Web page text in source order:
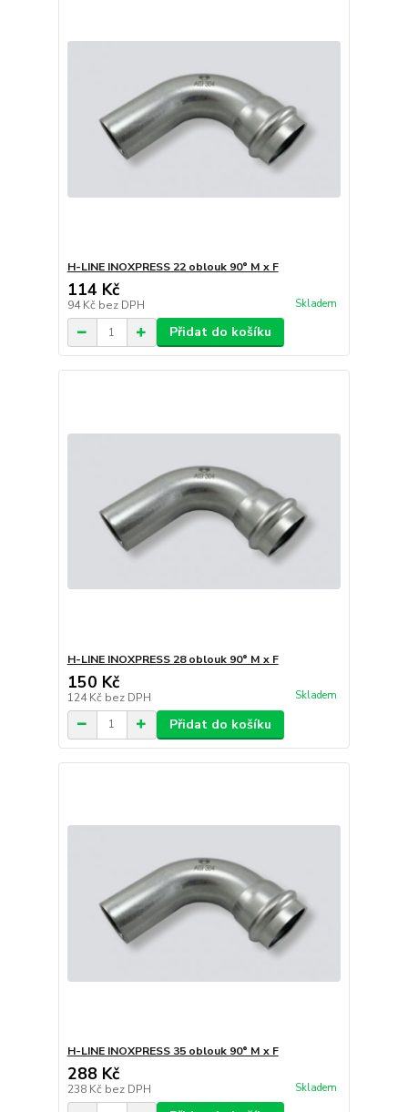
H-LINE INOXPRESS 22 oblouk 90° M x F
114 Kč
94 Kč bez DPH Skladem
Přidat do košíku
H-LINE INOXPRESS 28 oblouk 90° M x F
150 Kč
124 Kč bez DPH Skladem
Přidat do košíku
H-LINE INOXPRESS 35 oblouk 90° M x F
288 Kč
238 Kč bez DPH Skladem